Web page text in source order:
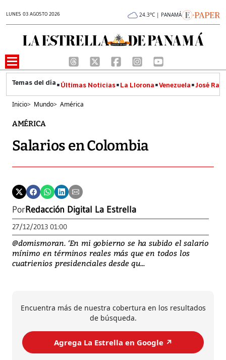
LUNES 03 AGOSTO 2026 24.3°C | PANAMÁ
Últimas Noticias La Llorona Venezuela José
Inicio> Mundo> América
AMÉRICA
Salarios en Colombia
PorRedacción Digital La Estrella
27/12/2013 01:00
@domismoran. ‘En mi gobierno se ha subido el salario
mínimo en términos reales más que en todos los
cuatrienios presidenciales desde qu...
Encuentra más de nuestra cobertura en los resultados
de búsqueda.
Agrega La Estrella en Google ↗️